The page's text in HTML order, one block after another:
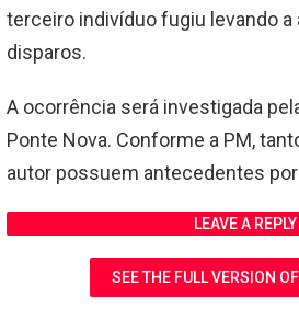
terceiro indivíduo fugiu levando a
disparos.
A ocorrência será investigada
Ponte Nova. Conforme a PM,
autor possuem antecedentes
LEAVE A REPLY
SEE THE FULL VERSION